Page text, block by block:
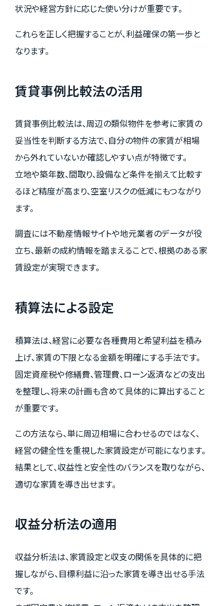
状況や経営方針に応じた使い分けが重要です。
これらを正しく把握することが、利益確保の第一歩と
なります。
賃貸事例比較法の活用
賃貸事例比較法は、周辺の類似物件を参考に家賃の
妥当性を判断する方法で、自分の物件の家賃が相場
から外れていないか確認しやすい点が特徴です。
立地や築年数、間取り、設備など条件を揃えて比較す
るほど精度が高まり、空室リスクの低減にもつながり
ます。
調査には不動産情報サイトや地元業者のデータが役
立ち、最新の成約情報を踏まえることで、根拠のある家
賃設定が実現できます。
積算法による設定
積算法は、経営に必要な各種費用と希望利益を積み
上げ、家賃の下限となる金額を明確にする手法です。
固定資産税や修繕費、管理費、ローン返済などの支出
を整理し、将来の計画も含めて具体的に算出すること
が重要です。
この方法なら、単に周辺相場に合わせるのではなく、
経営の健全性を重視した家賃設定が可能になります。
結果として、収益性と安全性のバランスを取りながら、
適切な家賃を導き出せます。
収益分析法の適用
収益分析法は、家賃設定と収支の関係を具体的に把
握しながら、目標利益に沿った家賃を導き出せる手法
です。